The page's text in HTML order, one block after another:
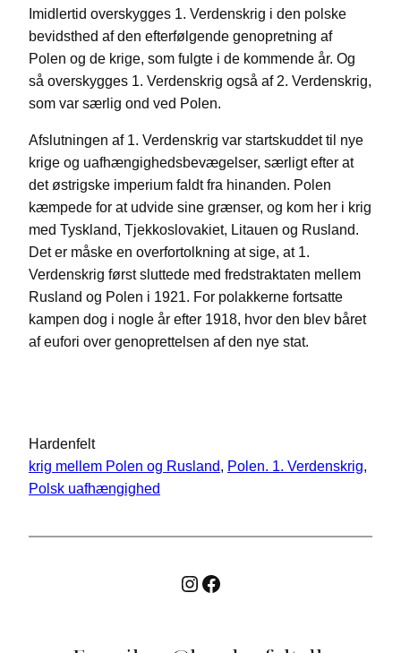
Imidlertid overskygges 1. Verdenskrig i den polske
bevidsthed af den efterfølgende genopretning af
Polen og de krige, som fulgte i de kommende år. Og
så overskygges 1. Verdenskrig også af 2. Verdenskrig,
som var særlig ond ved Polen.
Afslutningen af 1. Verdenskrig var startskuddet til nye
krige og uafhængighedsbevægelser, særligt efter at
det østrigske imperium faldt fra hinanden. Polen
kæmpede for at udvide sine grænser, og kom her i krig
med Tyskland, Tjekkoslovakiet, Litauen og Rusland.
Det er måske en overfortolkning at sige, at 1.
Verdenskrig først sluttede med fredstraktaten mellem
Rusland og Polen i 1921. For polakkerne fortsatte
kampen dog i nogle år efter 1918, hvor den blev båret
af eufori over genoprettelsen af den nye stat.
Hardenfelt
krig mellem Polen og Rusland, Polen. 1. Verdenskrig
Polsk uafhængighed